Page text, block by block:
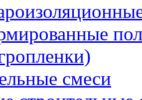
смеси